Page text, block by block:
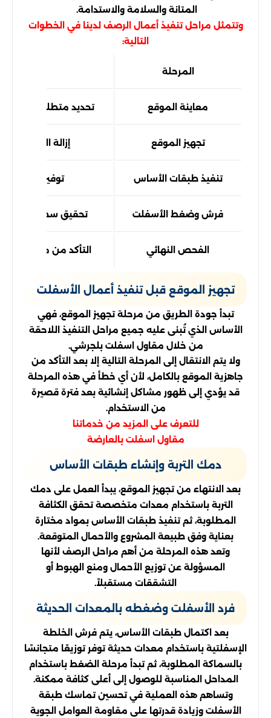
المتانة والسلامة والاستدامة.
وتتمثل مراحل تنفيذ أعمال الرصف لدينا في الخطوات
التالية:
المرحلة
معاينة الموقع تحديد متطلبات
تجهيز الموقع إزالة العوائق
تنفيذ طبقات الأساس توفير قاعدة
فرش وضغط الأسفلت تحقيق سطح متجانس
الفحص النهائي التأكد من مطابقة
تجهيز الموقع قبل تنفيذ أعمال الأسفلت
تبدأ جودة الطريق من مرحلة تجهيز الموقع، فهي
الأساس الذي تُبنى عليه جميع مراحل التنفيذ اللاحقة
من خلال مقاول اسفلت بلجرشي.
ولا يتم الانتقال إلى المرحلة التالية إلا بعد التأكد من
جاهزية الموقع بالكامل، لأن أي خطأ في هذه المرحلة
قد يؤدي إلى ظهور مشاكل إنشائية بعد فترة قصيرة
من الاستخدام.
للتعرف على المزيد من خدماتنا
مقاول اسفلت بالعارضة
دمك التربة وإنشاء طبقات الأساس
بعد الانتهاء من تجهيز الموقع، يبدأ العمل على دمك
التربة باستخدام معدات متخصصة تحقق الكثافة
المطلوبة، ثم تنفيذ طبقات الأساس بمواد مختارة
بعناية وفق طبيعة المشروع والأحمال المتوقعة.
وتعد هذه المرحلة من أهم مراحل الرصف لأنها
المسؤولة عن توزيع الأحمال ومنع الهبوط أو
التشققات مستقبلاً.
فرد الأسفلت وضغطه بالمعدات الحديثة
بعد اكتمال طبقات الأساس، يتم فرش الخلطة
الإسفلتية باستخدام معدات حديثة توفر توزيعًا متجانسًا
بالسماكة المطلوبة، ثم تبدأ مرحلة الضغط باستخدام
المداحل المناسبة للوصول إلى أعلى كثافة ممكنة.
وتساهم هذه العملية في تحسين تماسك طبقة
الأسفلت وزيادة قدرتها على مقاومة العوامل الجوية